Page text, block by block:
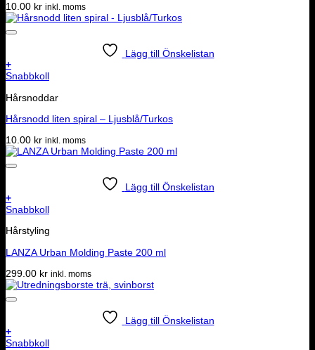
10.00 kr inkl. moms
Lägg till Önskelistan
+
Snabbkoll
Hårsnoddar
Hårsnodd liten spiral – Ljusblå/Turkos
10.00 kr inkl. moms
Lägg till Önskelistan
+
Snabbkoll
Hårstyling
LANZA Urban Molding Paste 200 ml
299.00 kr inkl. moms
Lägg till Önskelistan
+
Snabbkoll